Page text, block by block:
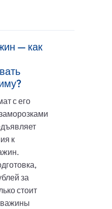
— как
с его
к
за
стоит